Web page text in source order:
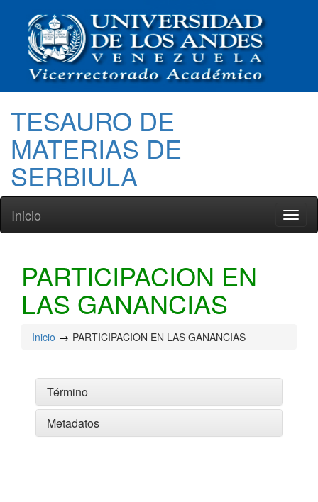
TESAURO DE
MATERIAS DE
SERBIULA
Inicio
PARTICIPACION EN
LAS GANANCIAS
Inicio PARTICIPACION EN LAS GANANCIAS
Término
Metadatos